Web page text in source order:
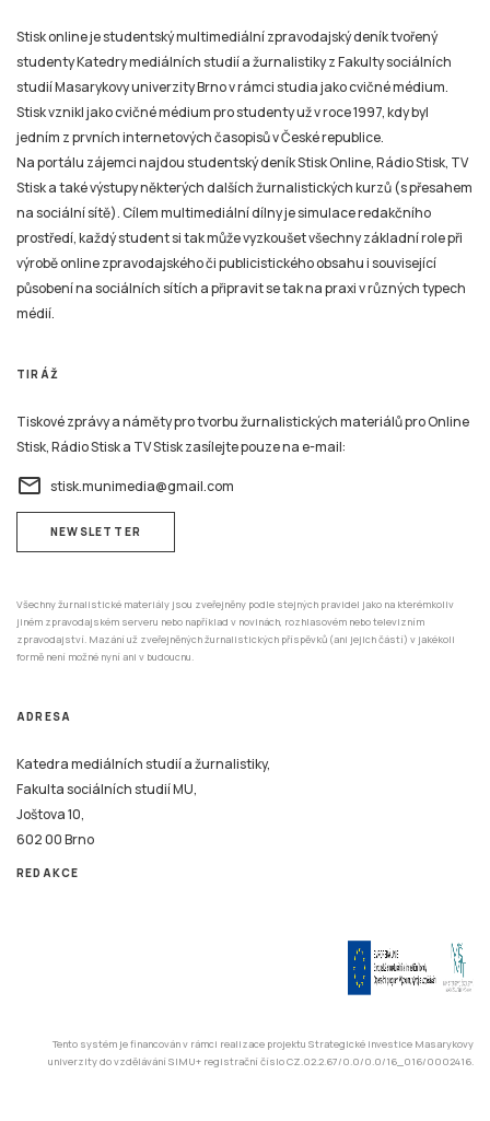
Stisk online je studentský multimediální zpravodajský deník tvořený
studenty Katedry mediálních studií a žurnalistiky z Fakulty sociálních
studií Masarykovy univerzity Brno v rámci studia jako cvičné médium.
Stisk vznikl jako cvičné médium pro studenty už v roce 1997, kdy byl
jedním z prvních internetových časopisů v České republice.
Na portálu zájemci najdou studentský deník Stisk Online, Rádio Stisk, TV
Stisk a také výstupy některých dalších žurnalistických kurzů (s přesahem
na sociální sítě). Cílem multimediální dílny je simulace redakčního
prostředí, každý student si tak může vyzkoušet všechny základní role při
výrobě online zpravodajského či publicistického obsahu i související
působení na sociálních sítích a připravit se tak na praxi v různých typech
médií.
TIRÁŽ
Tiskové zprávy a náměty pro tvorbu žurnalistických materiálů pro Online
Stisk, Rádio Stisk a TV Stisk zasílejte pouze na e-mail:
email stisk.munimedia@gmail.com
NEWSLETTER
Všechny žurnalistické materiály jsou zveřejněny podle stejných pravidel jako na kterémkoliv
jiném zpravodajském serveru nebo například v novinách, rozhlasovém nebo televizním
zpravodajství. Mazání už zveřejněných žurnalistických příspěvků (ani jejich částí) v jakékoli
formě není možné nyní ani v budoucnu.
ADRESA
Katedra mediálních studií a žurnalistiky,
Fakulta sociálních studií MU,
Joštova 10,
602 00 Brno
REDAKCE
Tento systém je financován v rámci realizace projektu Strategické investice Masarykovy
univerzity do vzdělávání SIMU+ registrační číslo CZ.02.2.67/0.0/0.0/16_016/0002416.